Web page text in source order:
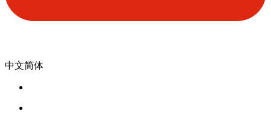
中文简体